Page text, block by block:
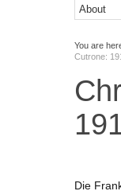
You are
Cutrone:
Die